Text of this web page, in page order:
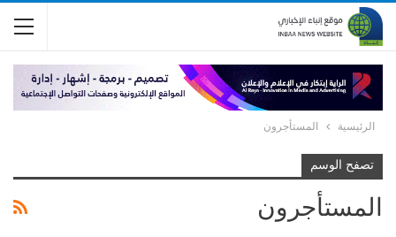
الرئيسية المستأجرون
تصفح الوسم
المستأجرون